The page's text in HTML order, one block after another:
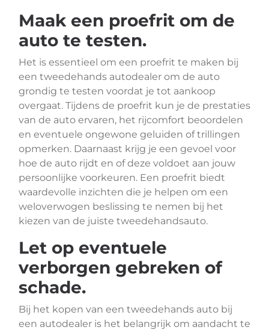
Maak een proefrit om de
auto te testen.
Het is essentieel om een proefrit te maken bij
een tweedehands autodealer om de auto
grondig te testen voordat je tot aankoop
overgaat. Tijdens de proefrit kun je de prestaties
van de auto ervaren, het rijcomfort beoordelen
en eventuele ongewone geluiden of trillingen
opmerken. Daarnaast krijg je een gevoel voor
hoe de auto rijdt en of deze voldoet aan jouw
persoonlijke voorkeuren. Een proefrit biedt
waardevolle inzichten die je helpen om een
weloverwogen beslissing te nemen bij het
kiezen van de juiste tweedehandsauto.
Let op eventuele
verborgen gebreken of
schade.
Bij het kopen van een tweedehands auto bij
een autodealer is het belangrijk om aandacht te